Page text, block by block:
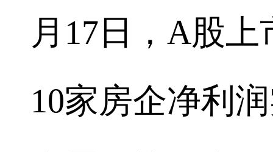
月17日，A股
10家房企净利